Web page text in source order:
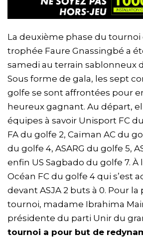
La deuxième phase du tournoi
trophée Faure Gnassingbé a
samedi au terrain sablonneux
Sous forme de gala, les sept
golfe se sont affrontées pour
heureux gagnant. Au départ,
équipes à savoir Unisport FC du
FA du golfe 2, Caïman AC du
du golfe 4, ASARG du golfe 5,
enfin US Sagbado du golfe 7. À
Océan FC du golfe 4 qui s’est
devant ASJA 2 buts à 0. Pour
tournoi, madame Ibrahima
présidente du parti Unir du
tournoi a pour but de